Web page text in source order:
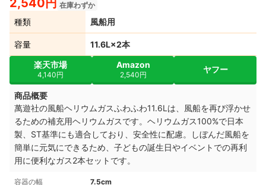
2,540円 在庫わずか
種類 風船用
容量
11.6L×2本
楽天市場
4,140円
Amazon
2,540円
ヤフー
商品概要
萬遊社の風船ヘリウムガスふわふわ11.6Lは、風船を再び浮かせ
るための補充用ヘリウムガスです。ヘリウムガス100%で日本
製、ST基準にも適合しており、安全性に配慮。しぼんだ風船を
簡単に元気にできるため、子どもの誕生日やイベントでの再利
用に便利なガス2本セットです。
容器の幅 7.5cm